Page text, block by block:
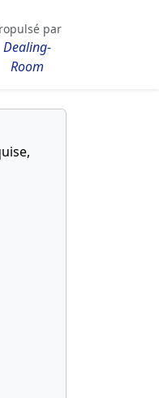
par
Dealing-
Room